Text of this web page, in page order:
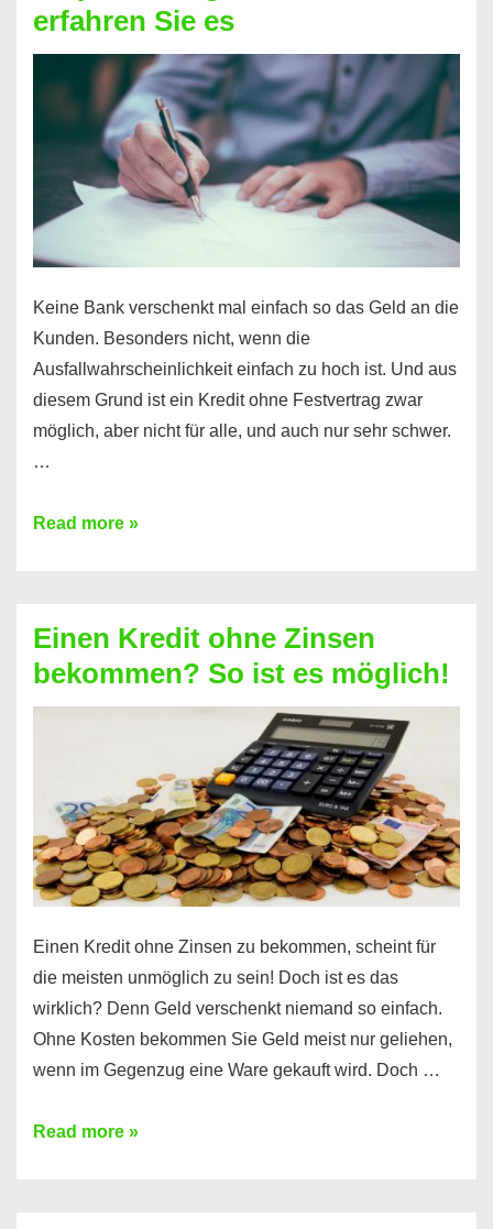
nicht
nur
für
Handy
möglich!
erfahren Sie es
Keine Bank verschenkt mal einfach so das Geld an die
Kunden. Besonders nicht, wenn die
Ausfallwahrscheinlichkeit einfach zu hoch ist. Und aus
diesem Grund ist ein Kredit ohne Festvertrag zwar
möglich, aber nicht für alle, und auch nur sehr schwer.
…
Ist
Festvertrag
für
jeden
erfahren
Sie
es
Read more »
Einen Kredit ohne Zinsen
bekommen? So ist es möglich!
Einen Kredit ohne Zinsen zu bekommen, scheint für
die meisten unmöglich zu sein! Doch ist es das
wirklich? Denn Geld verschenkt niemand so einfach.
Ohne Kosten bekommen Sie Geld meist nur geliehen,
wenn im Gegenzug eine Ware gekauft wird. Doch …
Einen
Read more »